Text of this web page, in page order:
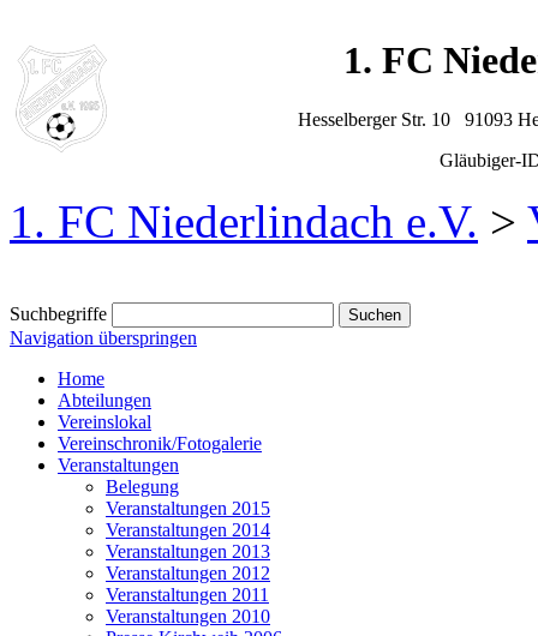
1. FC
Hesselberger Str. 10 91093
Gläubiger-
1. FC Niederlindach e.V. >
Suchbegriffe
Navigation überspringen
Home
Abteilungen
Vereinslokal
Vereinschronik/Fotogalerie
Veranstaltungen
Belegung
Veranstaltungen 2015
Veranstaltungen 2014
Veranstaltungen 2013
Veranstaltungen 2012
Veranstaltungen 2011
Veranstaltungen 2010